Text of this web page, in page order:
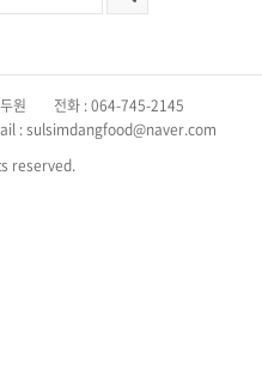
원
전화 : 064-745-2145
: sulsimdangfood@naver.com
reserved.